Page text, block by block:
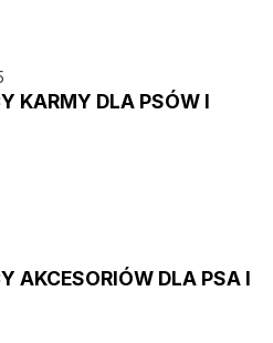
KARMY DLA PSÓW I
AKCESORIÓW DLA PSA I